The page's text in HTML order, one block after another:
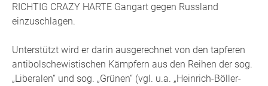
RICHTIG CRAZY HARTE Gangart gegen Russland
einzuschlagen.
Unterstützt wird er darin ausgerechnet von den tapferen
antibolschewistischen Kämpfern aus den Reihen der sog.
„Liberalen“ und sog. „Grünen“ (vgl. u.a. „Heinrich-Böller-